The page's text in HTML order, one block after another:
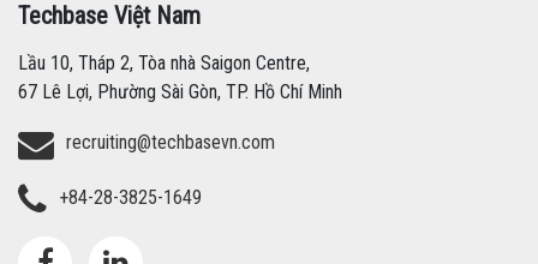
Techbase Việt Nam
Lầu 10, Tháp 2, Tòa nhà Saigon Centre,
67 Lê Lợi, Phường Sài Gòn, TP. Hồ Chí Minh
recruiting@techbasevn.com
+84-28-3825-1649